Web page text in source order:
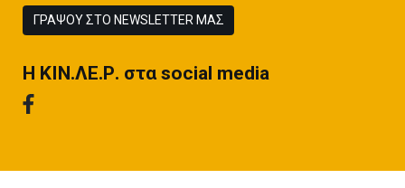
ΓΡΑΨΟΥ ΣΤΟ NEWSLETTER ΜΑΣ
H ΚΙΝ.ΛΕ.Ρ. στα social media